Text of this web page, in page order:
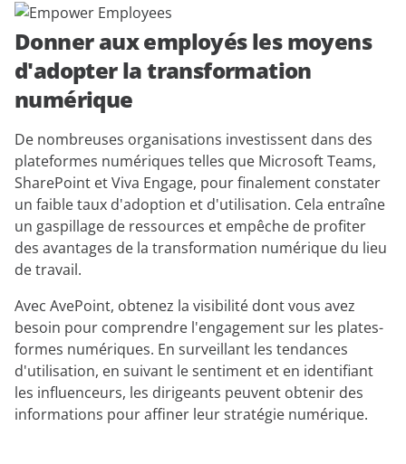
Donner aux employés les moyens
d'adopter la transformation
numérique
De nombreuses organisations investissent dans des
plateformes numériques telles que Microsoft Teams,
SharePoint et Viva Engage, pour finalement constater
un faible taux d'adoption et d'utilisation. Cela entraîne
un gaspillage de ressources et empêche de profiter
des avantages de la transformation numérique du lieu
de travail.
Avec AvePoint, obtenez la visibilité dont vous avez
besoin pour comprendre l'engagement sur les plates-
formes numériques. En surveillant les tendances
d'utilisation, en suivant le sentiment et en identifiant
les influenceurs, les dirigeants peuvent obtenir des
informations pour affiner leur stratégie numérique.